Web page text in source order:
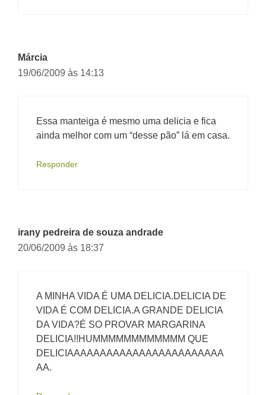
Márcia
19/06/2009 às 14:13
Essa manteiga é mesmo uma delicia e fica
ainda melhor com um “desse pão” lá em casa.
Responder
irany pedreira de souza andrade
20/06/2009 às 18:37
A MINHA VIDA É UMA DELICIA.DELICIA DE
VIDA É COM DELICIA.A GRANDE DELICIA
DA VIDA?É SO PROVAR MARGARINA
DELICIA!!HUMMMMMMMMMMMM QUE
DELICIAAAAAAAAAAAAAAAAAAAAAAAA
AA.